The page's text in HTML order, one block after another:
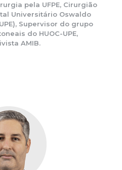
pela UFPE, Cirurgião
Universitário Oswaldo
Supervisor do grupo
do HUOC-UPE,
AMIB.